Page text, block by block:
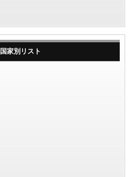
国家別リスト